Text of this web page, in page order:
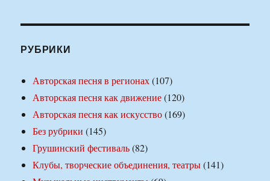
РУБРИКИ
Авторская песня в регионах(107)
Авторская песня как движение(120)
Авторская песня как искусство(169)
Без рубрики (145)
Грушинский фестиваль(82)
Клубы, творческие объединения, театры(141)